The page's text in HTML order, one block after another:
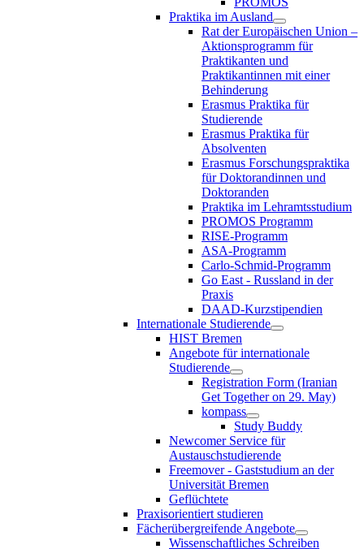
Praktika im Ausland
Rat der Europäischen Union –
Aktionsprogramm für
Praktikanten und
Praktikantinnen mit einer
Behinderung
Erasmus Praktika für
Studierende
Erasmus Praktika für
Absolventen
Erasmus Forschungspraktika
für Doktorandinnen und
Doktoranden
Praktika im Lehramtsstudium
PROMOS Programm
RISE-Programm
ASA-Programm
Carlo-Schmid-Programm
Go East - Russland in der
Praxis
DAAD-Kurzstipendien
Internationale Studierende
HIST Bremen
Angebote für internationale
Studierende
Registration Form (Iranian
Get Together on 29. May)
kompass
Study Buddy
Newcomer Service für
Austauschstudierende
Freemover - Gaststudium an der
Universität Bremen
Geflüchtete
Praxisorientiert studieren
Fächerübergreifende Angebote
Wissenschaftliches Schreiben